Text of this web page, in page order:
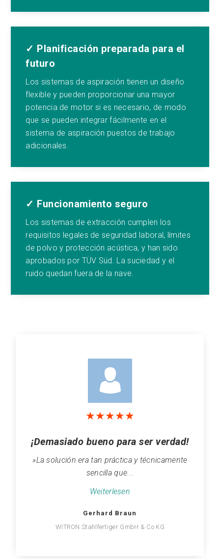
✓ Planificación preparada para el
futuro
Los sistemas de aspiración tienen un diseño
flexible y pueden proporcionar una mayor
potencia de motor si es necesario, de modo
que se pueden integrar fácilmente en el
sistema de aspiración puestos de trabajo
adicionales.
✓ Funcionamiento seguro
Los sistemas de extracción cumplen los
requisitos legales de seguridad laboral, límites
de polvo y protección acústica, y han sido
aprobados por TÜV Süd. La suciedad y el
ruido quedan fuera de la nave.
★★★★★
¡Demasiado bueno para ser verdad!
»La solución era tan práctica y técnicamente
sencilla que...
Weiterlesen
Gerhard Braun
WITRON Stahlfertiger GmbH & Co KG